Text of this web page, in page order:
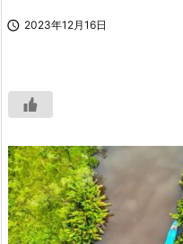
 2023年12月16日